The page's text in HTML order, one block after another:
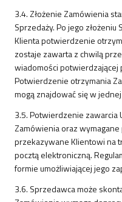
3.4. Złożenie Zamówienia
Sprzedaży. Po jego
Klienta potwierdzenie
zostaje zawarta z chwilą
wiadomości potwierdzającej
Potwierdzenie otrzymania
mogą znajdować się w
3.5. Potwierdzenie zawarcia
Zamówienia oraz
przekazywane Klientowi na
pocztą elektroniczną.
formie umożliwiającej jego
3.6. Sprzedawca może